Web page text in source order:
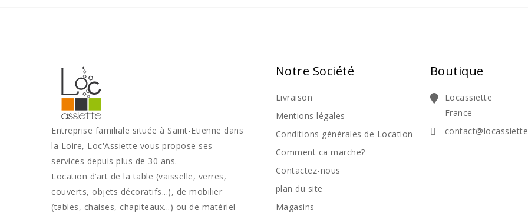
Entreprise familiale située à Saint-Etienne dans
la Loire, Loc'Assiette vous propose ses
services depuis plus de 30 ans.
Location d’art de la table (vaisselle, verres,
couverts, objets décoratifs...), de mobilier
(tables, chaises, chapiteaux...) ou de matériel
Notre Société
Livraison
Mentions légales
Conditions générales de Location
Comment ca marche?
Contactez-nous
plan du site
Magasins
Boutique
Locassiette
France